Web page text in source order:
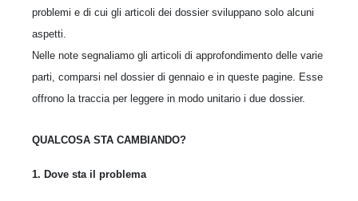
problemi e di cui gli articoli dei dossier sviluppano solo alcuni
aspetti.
Nelle note segnaliamo gli articoli di approfondimento delle varie
parti, comparsi nel dossier di gennaio e in queste pagine. Esse
offrono la traccia per leggere in modo unitario i due dossier.
QUALCOSA STA CAMBIANDO?
1. Dove sta il problema